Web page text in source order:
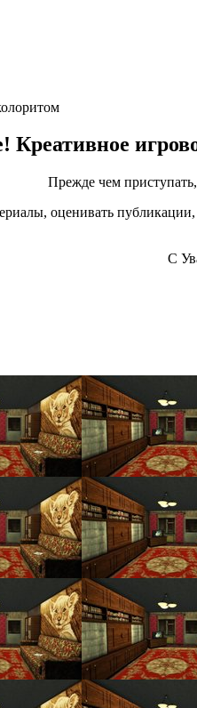
Креативное
Прежде чем
оценивать
С